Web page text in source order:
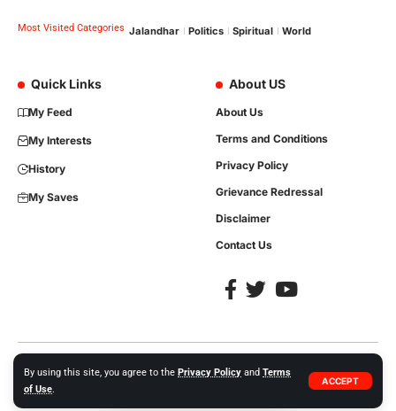
By using this site, you agree to the Privacy Policy and Terms
of Use.
ACCEPT
Most Visited Categories Jalandhar Politics Spiritual World
Quick Links
My Feed
My Interests
History
My Saves
About US
About Us
Terms and Conditions
Privacy Policy
Grievance Redressal
Disclaimer
Contact Us
Copyright © 2023, All Rights are Reserved. Website Developed byiTree